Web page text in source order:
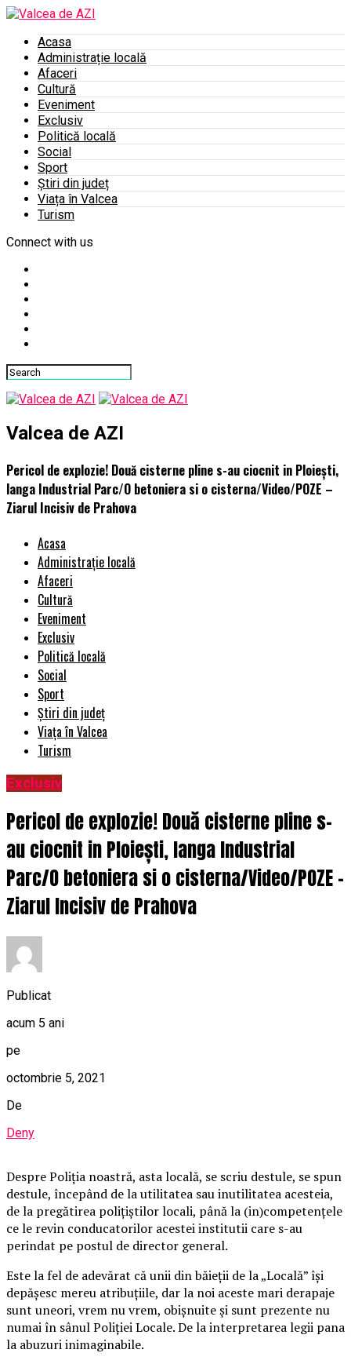
Acasa
Administrație locală
Afaceri
Cultură
Eveniment
Exclusiv
Politică locală
Social
Sport
Știri din județ
Viața în Valcea
Turism
Connect with us
Valcea de AZI
Pericol de explozie! Două cisterne pline s-au ciocnit in Ploiești,
langa Industrial Parc/O betoniera si o cisterna/Video/POZE –
Ziarul Incisiv de Prahova
Acasa
Administrație locală
Afaceri
Cultură
Eveniment
Exclusiv
Politică locală
Social
Sport
Știri din județ
Viața în Valcea
Turism
Exclusiv
Pericol de explozie! Două cisterne pline s-
au ciocnit in Ploiești, langa Industrial
Parc/O betoniera si o cisterna/Video/POZE –
Ziarul Incisiv de Prahova
Publicat
acum 5 ani
pe
octombrie 5, 2021
De
Deny
Despre Poliţia noastră, asta locală, se scriu destule, se spun
destule, începând de la utilitatea sau inutilitatea acesteia,
de la pregătirea poliţiştilor locali, până la (in)competenţele
ce le revin conducatorilor acestei institutii care s-au
perindat pe postul de director general.
Este la fel de adevărat că unii din băieţii de la „Locală” îşi
depăşesc mereu atribuţiile, dar la noi aceste mari derapaje
sunt uneori, vrem nu vrem, obişnuite şi sunt prezente nu
numai în sânul Poliţiei Locale. De la interpretarea legii pana
la abuzuri inimaginabile.